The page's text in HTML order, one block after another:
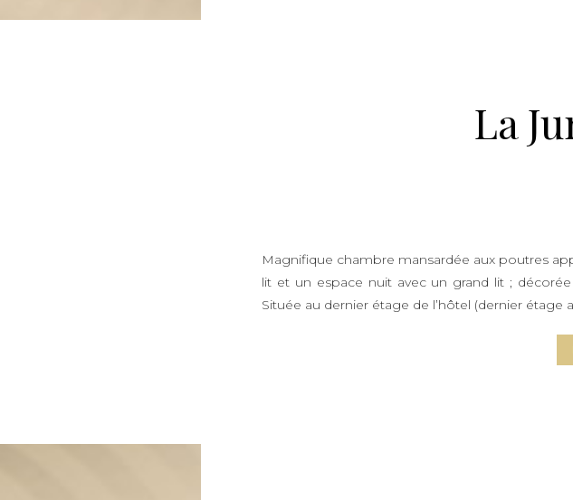
La
Magnifique chambre mansardée aux poutres
lit et un espace nuit avec un grand lit ;
Située au dernier étage de l’hôtel (dernier étage